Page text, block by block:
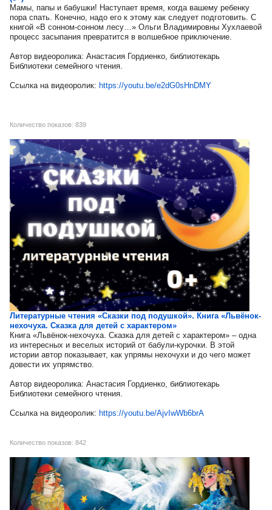
Мамы, папы и бабушки! Наступает время, когда вашему ребенку
пора спать. Конечно, надо его к этому как следует подготовить. С
книгой «В сонном-сонном лесу…» Ольги Владимировны Хухлаевой
процесс засыпания превратится в волшебное приключение.
Автор видеоролика: Анастасия Гордиенко, библиотекарь
Библиотеки семейного чтения.
Ссылка на видеоролик: https://youtu.be/e2dG0sHnDMY
Количество показов: 839
Литературные чтения «Сказки под подушкой». Книга «Львёнок-
нехочуха. Сказка для детей с характером»
Книга «Львёнок-нехочуха. Сказка для детей с характером» – одна
из интересных и веселых историй от бабули-курочки. В этой
истории автор показывает, как упрямы нехочухи и до чего может
довести их упрямство.
Автор видеоролика: Анастасия Гордиенко, библиотекарь
Библиотеки семейного чтения.
Ссылка на видеоролик: https://youtu.be/AjvIwWb6brA
Количество показов: 842